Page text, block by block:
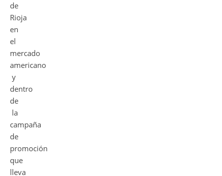
de
Rioja
en
el
mercado
americano
y
dentro
de
la
campaña
de
promoción
que
lleva